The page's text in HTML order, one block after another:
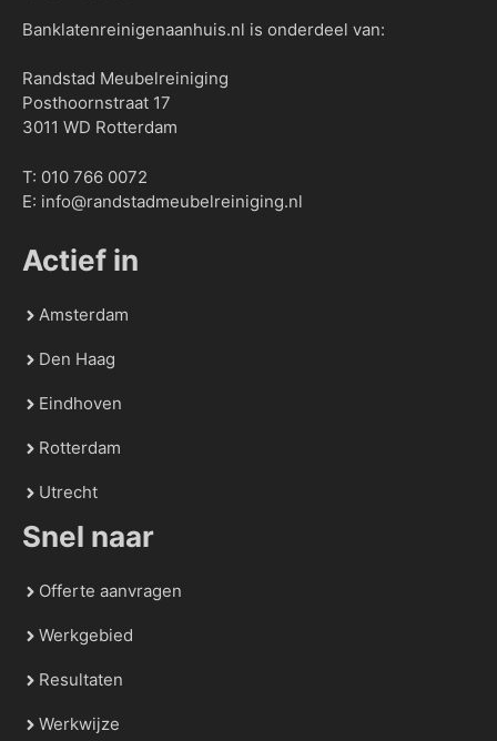
Banklatenreinigenaanhuis.nl is onderdeel van:
Randstad Meubelreiniging
Posthoornstraat 17
3011 WD Rotterdam
T: 010 766 0072
E: info@randstadmeubelreiniging.nl
Actief in
Amsterdam
Den Haag
Eindhoven
Rotterdam
Utrecht
Snel naar
Offerte aanvragen
Werkgebied
Resultaten
Werkwijze